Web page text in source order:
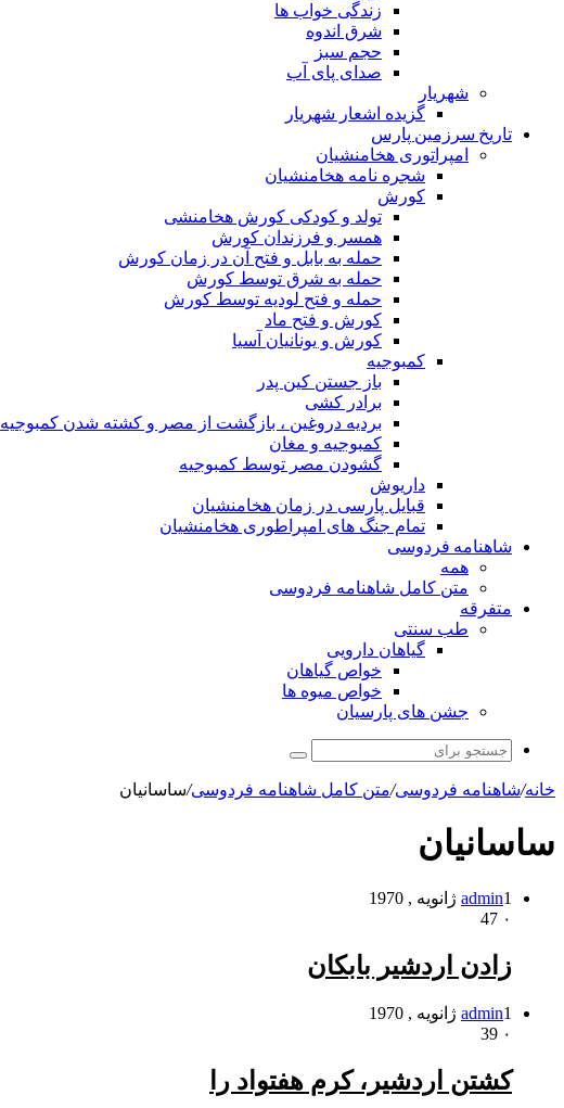
زندگی خواب ها
شرق اندوه
حجم سبز
صدای پای آب
شهریار
گزیده اشعار شهریار
تاریخ سرزمین پارس
امپراتوری هخامنشیان
شجره نامه هخامنشیان
کورش
تولد و کودکی کورش هخامنشی
همسر و فرزندان کورش
حمله به بابل و فتح آن در زمان کورش
حمله به شرق توسط کورش
حمله و فتح لودیه توسط کورش
کورش و فتح ماد
کورش و یونانیان آسیا
کمبوجیه
باز جستن کین پدر
برادر کشی
بردیه دروغین ، بازگشت از مصر و کشته شدن کمبوجیه
کمبوجیه و مغان
گشودن مصر توسط کمبوجیه
داریوش
قبایل پارسی در زمان هخامنشیان
تمام جنگ های امپراطوری هخامنشیان
شاهنامه فردوسی
همه
متن کامل شاهنامه فردوسی
متفرقه
طب سنتی
گیاهان دارویی
خواص گیاهان
خواص میوه ها
جشن های پارسیان
جستجو
برای
خانه/شاهنامه فردوسی/متن کامل شاهنامه فردوسی/ساسانیان
ساسانیان
admin1 ژانویه , 1970
۰
زادن اردشیر بابکان
admin1 ژانویه , 1970
۰
کشتن اردشیر، کرم هفتواد را